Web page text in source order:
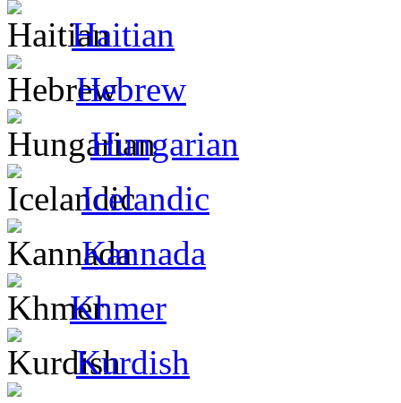
Haitian
Hebrew
Hungarian
Icelandic
Kannada
Khmer
Kurdish